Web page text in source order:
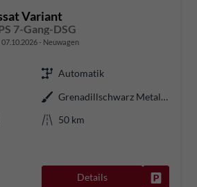
Variant
7-Gang-DSG
07.10.2026 Neuwagen
Automatik
Grenadillschwarz Metallic
50 km
Details